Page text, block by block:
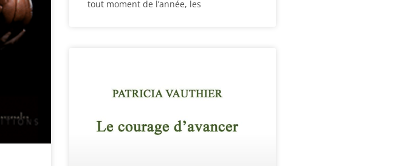
tout moment de l’année, les